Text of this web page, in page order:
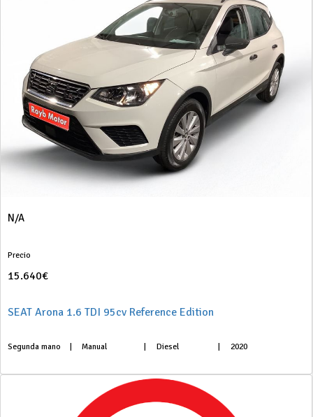
N/A
Precio
15.640€
SEAT Arona 1.6 TDI 95cv Reference Edition
Segunda mano Manual Diesel 2020